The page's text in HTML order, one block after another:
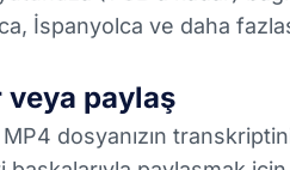
İspanyolca ve daha
veya paylaş
dosyanızın